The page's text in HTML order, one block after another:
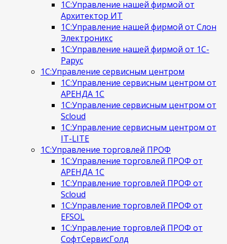
1С:Управление нашей фирмой от
Архитектор ИТ
1С:Управление нашей фирмой от Слон
Электроникс
1С:Управление нашей фирмой от 1С-
Рарус
1С:Управление сервисным центром
1С:Управление сервисным центром от
АРЕНДА 1С
1С:Управление сервисным центром от
Scloud
1С:Управление сервисным центром от
IT-LITE
1С:Управление торговлей ПРОФ
1С:Управление торговлей ПРОФ от
АРЕНДА 1С
1С:Управление торговлей ПРОФ от
Scloud
1С:Управление торговлей ПРОФ от
EFSOL
1С:Управление торговлей ПРОФ от
СофтСервисГолд